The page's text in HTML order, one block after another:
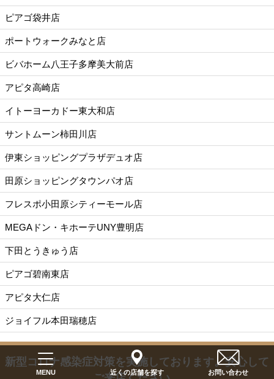
ピアゴ袋井店
ポートウォークみなと店
ビバホーム八王子多摩美大前店
アピタ高崎店
イトーヨーカドー東大和店
サントムーン柿田川店
伊東ショッピングプラザデュオ店
田原ショッピングタウンパオ店
フレスポ小田原シティーモール店
MEGAドン・キホーテUNY豊明店
下田とうきゅう店
ピアゴ碧南東店
アピタ大仁店
ジョイフル本田瑞穂店
新型コロナ感染症対策を実施しております。安心して
MENU 近くの店舗を探す お問い合わせ